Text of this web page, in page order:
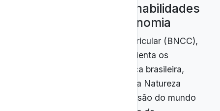
2.1 Competências e habilidades
da BNCC para Astronomia
A Base Nacional Comum Curricular (BNCC),
documento normativo que orienta os
currículos da Educação Básica brasileira,
estabelece que as Ciências da Natureza
devem promover a compreensão do mundo